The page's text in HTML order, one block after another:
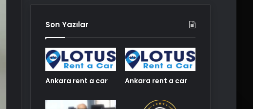
Son Yazılar
Ankara rent a car Ankara rent a car